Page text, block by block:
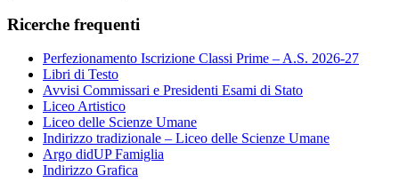
Ricerche frequenti
Perfezionamento Iscrizione Classi Prime – A.S. 2026-27
Libri di Testo
Avvisi Commissari e Presidenti Esami di Stato
Liceo Artistico
Liceo delle Scienze Umane
Indirizzo tradizionale – Liceo delle Scienze Umane
Argo didUP Famiglia
Indirizzo Grafica